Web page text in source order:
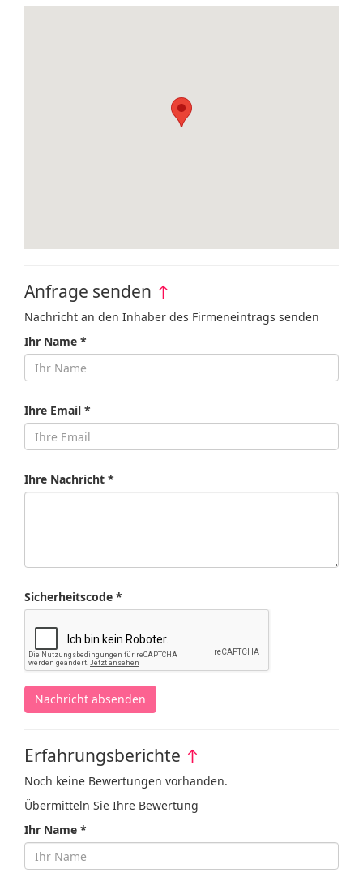
Anfrage senden ↑
Nachricht an den Inhaber des Firmeneintrags senden
Ihr Name *
Ihre Email *
Ihre Nachricht *
Sicherheitscode *
Nachricht absenden
Erfahrungsberichte ↑
Noch keine Bewertungen vorhanden.
Übermitteln Sie Ihre Bewertung
Ihr Name *